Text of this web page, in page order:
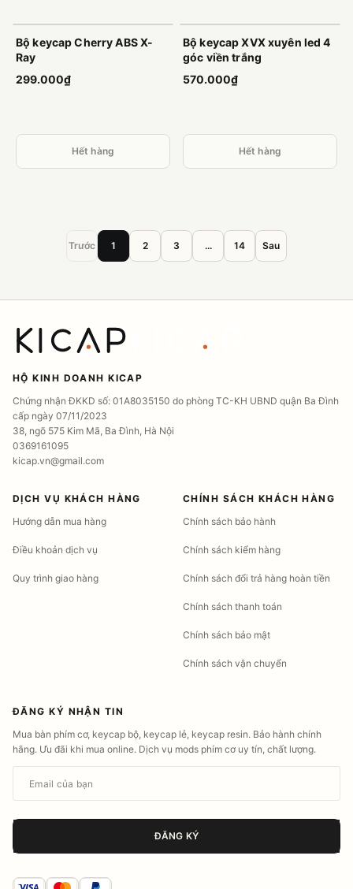
Hết hàng
Bộ keycap Cherry ABS X-
Ray
299.000₫
Hết hàng
Hết hàng
Bộ keycap XVX xuyên led 4
góc viền trắng
570.000₫
Hết hàng
Trước 1 2 3 ... 14 Sau
HỘ KINH DOANH KICAP
Chứng nhận ĐKKD số: 01A8035150 do phòng TC-KH UBND quận Ba Đình
cấp ngày 07/11/2023
38, ngõ 575 Kim Mã, Ba Đình, Hà Nội
0369161095
kicap.vn@gmail.com
DỊCH VỤ KHÁCH HÀNG
Hướng dẫn mua hàng
Điều khoản dịch vụ
Quy trình giao hàng
CHÍNH SÁCH KHÁCH HÀNG
Chính sách bảo hành
Chính sách kiểm hàng
Chính sách đổi trả hàng hoàn tiền
Chính sách thanh toán
Chính sách bảo mật
Chính sách vận chuyển
ĐĂNG KÝ NHẬN TIN
Mua bàn phím cơ, keycap bộ, keycap lẻ, keycap resin. Bảo hành chính
hãng. Ưu đãi khi mua online. Dịch vụ mods phím cơ uy tín, chất lượng.
ĐĂNG KÝ